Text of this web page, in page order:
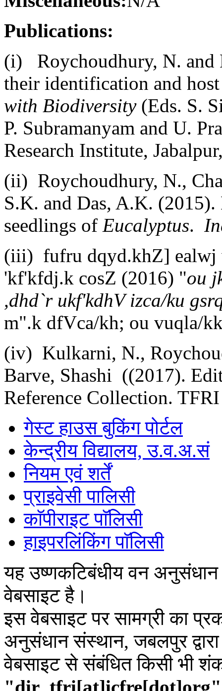
Publications:
(i) Roychoudhury, N. and
their identification and
with Biodiversity(Eds. S.
P. Subramanyam and U.
Research Institute,
(ii) Roychoudhury, N.,
S.K. and Das, A.K.
seedlings of Eucalyptus.
(iii) fufru dqyd.khZ] ealwj
'kf'kfdj.k cosZ (2016) "ou
,dhd`r ukf'kdhV izca/ku
m".k dfVca/kh; ou vuqla/
(iv) Kulkarni, N.,
Barve, Shashi ((2017).
Reference Collection.
गेस्ट हाउस बुकिंग पोर्टल
केन्द्रीय विद्यालय, उ.व.अ.सं
नियम एवं शर्तें
प्राइवेसी पालिसी
काॅपीराइट पाॅलिसी
हाइपरलिंकिंग पाॅलिसी
यह उष्णकटिबंधीय वन
वेबसाइट है।
इस वेबसाइट पर सामग्री का
अनुसंधान संस्थान, जबलपुर
वेबसाइट से संबंधित किसी भी
"dir_tfri[at]icfre[dot]org"